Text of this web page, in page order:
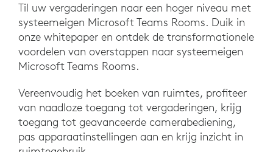
Til uw vergaderingen naar een hoger niveau met
systeemeigen Microsoft Teams Rooms. Duik in
onze whitepaper en ontdek de transformationele
voordelen van overstappen naar systeemeigen
Microsoft Teams Rooms.
Vereenvoudig het boeken van ruimtes, profiteer
van naadloze toegang tot vergaderingen, krijg
toegang tot geavanceerde camerabediening,
pas apparaatinstellingen aan en krijg inzicht in